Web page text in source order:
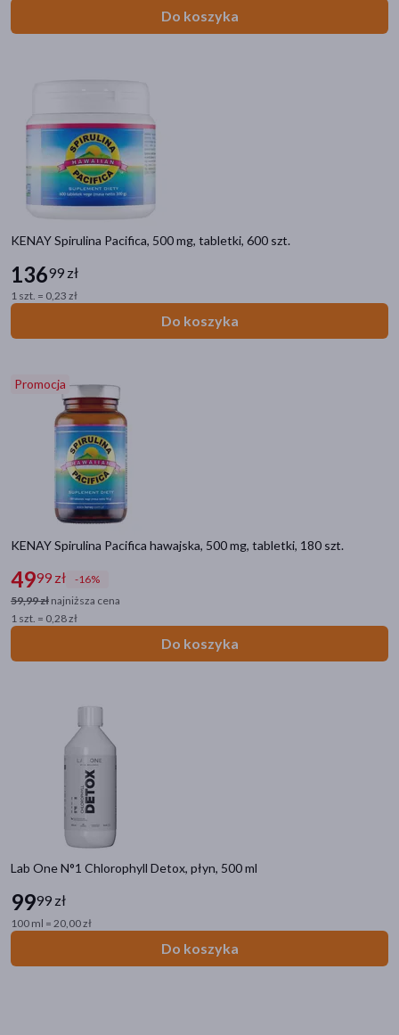
Do koszyka
KENAY Spirulina Pacifica, 500 mg, tabletki, 600 szt.
13699 zł
1 szt. = 0,23 zł
Do koszyka
Promocja
KENAY Spirulina Pacifica hawajska, 500 mg, tabletki, 180 szt.
4999 zł
-16%
59,99 zł najniższa cena
1 szt. = 0,28 zł
Do koszyka
Lab One N°1 Chlorophyll Detox, płyn, 500 ml
9999 zł
100 ml = 20,00 zł
Do koszyka